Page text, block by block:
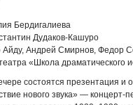
Бердигалиева
Дудаков-Кашуро
Айду, Андрей Смирнов, Федор
«Школа драматического
состоятся презентация
нового звука» — концерт-